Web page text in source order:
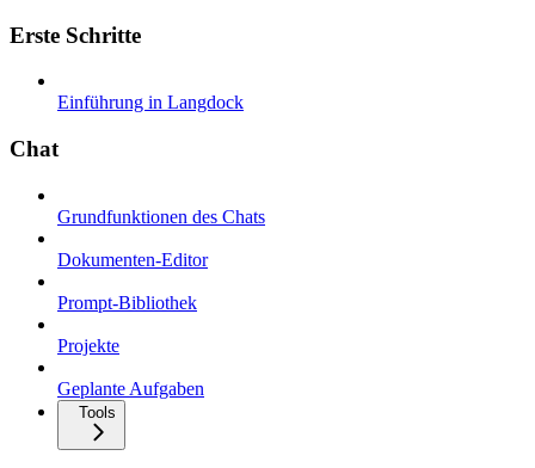
Erste Schritte
Einführung in Langdock
Chat
Grundfunktionen des Chats
Dokumenten-Editor
Prompt-Bibliothek
Projekte
Geplante Aufgaben
Tools